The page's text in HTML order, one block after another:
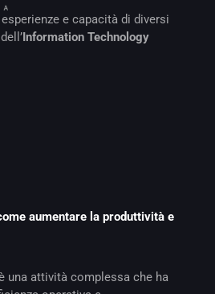
e capacità di diversi
Information Technology
aumentare la produttività e
una attività complessa che ha